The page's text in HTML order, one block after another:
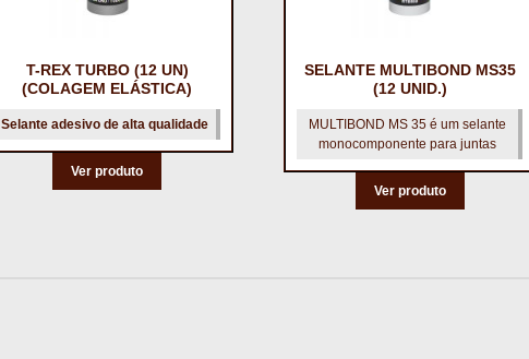
T-REX TURBO (12 UN)
(COLAGEM ELÁSTICA)
Selante adesivo de alta qualidade
Ver produto
SELANTE MULTIBOND MS35
(12 UNID.)
MULTIBOND MS 35 é um selante
monocomponente para juntas
Ver produto